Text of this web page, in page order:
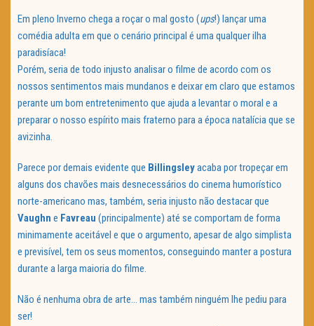
Em pleno Inverno chega a roçar o mal gosto (ups!) lançar uma
comédia adulta em que o cenário principal é uma qualquer ilha
paradisíaca!
Porém, seria de todo injusto analisar o filme de acordo com os
nossos sentimentos mais mundanos e deixar em claro que estamos
perante um bom entretenimento que ajuda a levantar o moral e a
preparar o nosso espírito mais fraterno para a época natalícia que se
avizinha.
Parece por demais evidente que Billingsleyacaba por tropeçar em
alguns dos chavões mais desnecessários do cinema humorístico
norte-americano mas, também, seria injusto não destacar que
Vaughn e Favreau (principalmente) até se comportam de forma
minimamente aceitável e que o argumento, apesar de algo simplista
e previsível, tem os seus momentos, conseguindo manter a postura
durante a larga maioria do filme.
Não é nenhuma obra de arte… mas também ninguém lhe pediu para
ser!